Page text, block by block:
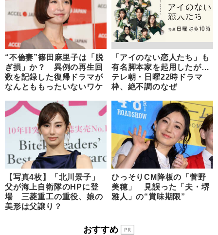
“不倫妻”篠田麻里子は「脱
ぎ損」か？ 異例の再生回
数を記録した復帰ドラマが
なんとももったいないワケ
「アイのない恋人たち」も
有名脚本家を起用したが…
テレ朝・日曜22時ドラマ
枠、絶不調のなぜ
【写真4枚】「北川景子」
父が海上自衛隊のHPに登
場 三菱重工の重役、娘の
美形は父譲り？
ひっそりCM降板の「菅野
美穂」 見誤った「夫・堺
雅人」の“賞味期限”
おすすめ